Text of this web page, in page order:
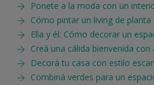
Ponete a la moda con un
Cómo pintar un living de planta
Ella y él: Cómo decorar un
Creá una cálida bienvenida
Decorá tu casa con estilo
Combiná verdes para un